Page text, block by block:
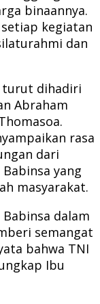
binaannya.
kegiatan
dan
turut dihadiri
Abraham
rasa
dari
yang
masyarakat.
dalam
semangat
bahwa TNI
Ibu